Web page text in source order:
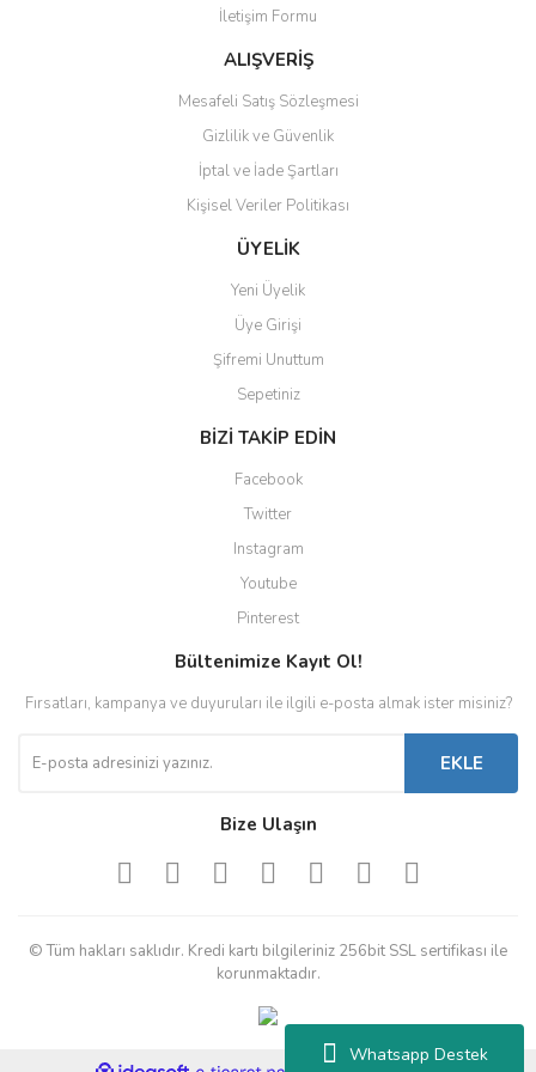
Whatsapp Destek
Ürün fiyatı diğer sitelerden daha pahalı.
Bu ürüne benzer farklı alternatifler olmalı.
Gönder
İletişim Formu
ALIŞVERİŞ
Mesafeli Satış Sözleşmesi
Gizlilik ve Güvenlik
İptal ve İade Şartları
Kişisel Veriler Politikası
ÜYELİK
Yeni Üyelik
Üye Girişi
Şifremi Unuttum
Sepetiniz
BİZİ TAKİP EDİN
Facebook
Twitter
Instagram
Youtube
Pinterest
Bültenimize Kayıt Ol!
Fırsatları, kampanya ve duyuruları ile ilgili e-posta almak ister misiniz?
EKLE
Bize Ulaşın
© Tüm hakları saklıdır. Kredi kartı bilgileriniz 256bit SSL sertifikası ile
korunmaktadır.